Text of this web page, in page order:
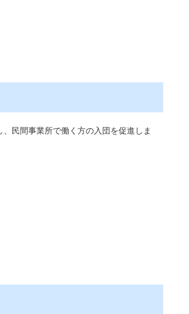
民間事業所で働く方の入団を促進しま